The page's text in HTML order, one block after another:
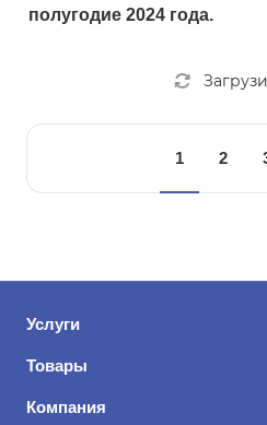
полугодие 2024 года.
1 2
Услуги
Товары
Компания